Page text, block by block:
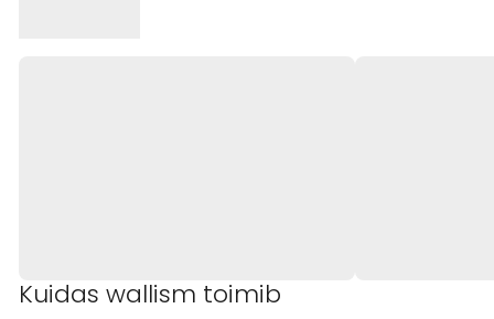
Kuidas wallism toimib